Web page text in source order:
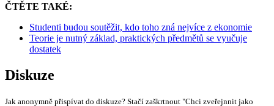
ČTĚTE TAKÉ:
Studenti budou soutěžit, kdo toho zná nejvíce z ekonomie
Teorie je nutný základ, praktických předmětů se vyučuje
dostatek
Diskuze
Jak anonymně přispívat do diskuze? Stačí zaškrtnout "Chci zveřejnnit jako